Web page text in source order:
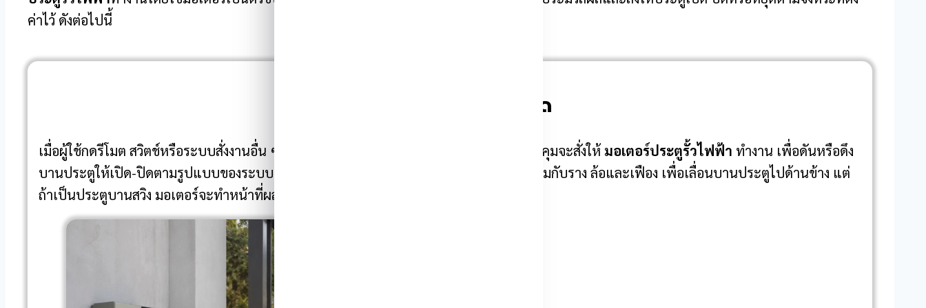
ค่าไว้ ดังต่อไปนี้
มอเตอร์รับคำสั่งเปิด-ปิด
เมื่อผู้ใช้กดรีโมต สวิตช์หรือระบบสั่งงานอื่น ๆ สัญญาณจะถูกส่งไปยังชุดควบคุม จากนั้นชุดควบคุมจะสั่งให้มอเตอร์ประตูรั้วไฟฟ้า ทำงาน เพื่อดันหรือดึง
บานประตูให้เปิด-ปิดตามรูปแบบของระบบ ถ้าเป็น
มอเตอร์จะทำงานร่วมกับราง ล้อและเฟือง เพื่อเลื่อนบานประตูไปด้านข้าง แต่
ถ้าเป็นประตูบานสวิง มอเตอร์จะทำหน้าที่ผลักหรือดึงบานประตูให้เปิดออกหรือปิดกลับเข้าที่